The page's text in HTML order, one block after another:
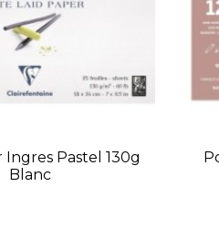
Ingres Pastel 130g
Blanc